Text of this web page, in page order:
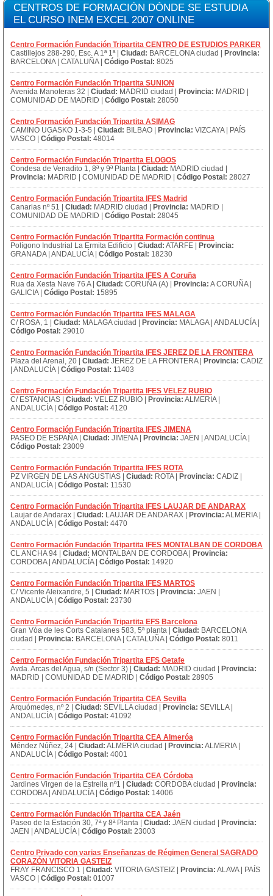
CENTROS DE FORMACIÓN DÓNDE SE ESTUDIA
EL CURSO INEM EXCEL 2007 ONLINE
Centro Formación Fundación Tripartita CENTRO DE ESTUDIOS PARKER
Castillejos 288-290, Esc. A 1ª 1ª | Ciudad: BARCELONA ciudad |
Provincia:
BARCELONA | CATALUÑA | Código Postal: 8025
Centro Formación Fundación Tripartita SUNION
Avenida Manoteras 32 | Ciudad: MADRID ciudad | Provincia: MADRID |
COMUNIDAD DE MADRID | Código Postal: 28050
Centro Formación Fundación Tripartita ASIMAG
CAMINO UGASKO 1-3-5 | Ciudad: BILBAO | Provincia: VIZCAYA | PAÍS
VASCO | Código Postal: 48014
Centro Formación Fundación Tripartita ELOGOS
Condesa de Venadito 1, 8ª y 9ª Planta | Ciudad: MADRID ciudad |
Provincia: MADRID | COMUNIDAD DE MADRID | Código Postal: 28027
Centro Formación Fundación Tripartita IFES Madrid
Canarias nº 51 | Ciudad: MADRID ciudad | Provincia: MADRID |
COMUNIDAD DE MADRID | Código Postal: 28045
Centro Formación Fundación Tripartita Formación continua
Polígono Industrial La Ermita Edificio | Ciudad: ATARFE |
Provincia:
GRANADA | ANDALUCÍA | Código Postal: 18230
Centro Formación Fundación Tripartita IFES A Coruña
Rua da Xesta Nave 76 A | Ciudad: CORUÑA (A) | Provincia: A CORUÑA |
GALICIA | Código Postal: 15895
Centro Formación Fundación Tripartita IFES MALAGA
C/ ROSA, 1 | Ciudad: MALAGA ciudad | Provincia: MALAGA | ANDALUCÍA |
Código Postal: 29010
Centro Formación Fundación Tripartita IFES JEREZ DE LA FRONTERA
Plaza del Arenal, 20 | Ciudad: JEREZ DE LA FRONTERA | Provincia: CADIZ
| ANDALUCÍA | Código Postal: 11403
Centro Formación Fundación Tripartita IFES VELEZ RUBIO
C/ ESTANCIAS | Ciudad: VELEZ RUBIO | Provincia: ALMERIA |
ANDALUCÍA | Código Postal: 4120
Centro Formación Fundación Tripartita IFES JIMENA
PASEO DE ESPAÑA | Ciudad: JIMENA | Provincia: JAEN | ANDALUCÍA |
Código Postal: 23009
Centro Formación Fundación Tripartita IFES ROTA
PZ VIRGEN DE LAS ANGUSTIAS | Ciudad: ROTA | Provincia: CADIZ |
ANDALUCÍA | Código Postal: 11530
Centro Formación Fundación Tripartita IFES LAUJAR DE ANDARAX
Laujar de Andarax | Ciudad: LAUJAR DE ANDARAX | Provincia: ALMERIA |
ANDALUCÍA | Código Postal: 4470
Centro Formación Fundación Tripartita IFES MONTALBAN DE CORDOBA
CL ANCHA 94 | Ciudad: MONTALBAN DE CORDOBA |
Provincia:
CORDOBA | ANDALUCÍA | Código Postal: 14920
Centro Formación Fundación Tripartita IFES MARTOS
C/ Vicente Aleixandre, 5 | Ciudad: MARTOS | Provincia: JAEN |
ANDALUCÍA | Código Postal: 23730
Centro Formación Fundación Tripartita EFS Barcelona
Gran Vóa de les Corts Catalanes 583, 5ª planta | Ciudad: BARCELONA
ciudad |
Provincia: BARCELONA | CATALUÑA | Código Postal: 8011
Centro Formación Fundación Tripartita EFS Getafe
Avda. Arcas del Agua, s/n (Sector 3) | Ciudad: MADRID ciudad |
Provincia:
MADRID | COMUNIDAD DE MADRID | Código Postal: 28905
Centro Formación Fundación Tripartita CEA Sevilla
Arquómedes, nº 2 | Ciudad: SEVILLA ciudad | Provincia: SEVILLA |
ANDALUCÍA | Código Postal: 41092
Centro Formación Fundación Tripartita CEA Almeróa
Méndez Núñez, 24 | Ciudad: ALMERIA ciudad | Provincia: ALMERIA |
ANDALUCÍA | Código Postal: 4001
Centro Formación Fundación Tripartita CEA Córdoba
Jardines Virgen de la Estrella nº1 | Ciudad: CORDOBA ciudad |
Provincia:
CORDOBA | ANDALUCÍA | Código Postal: 14006
Centro Formación Fundación Tripartita CEA Jaén
Paseo de la Estación 30, 7ª y 8ª Planta | Ciudad: JAEN ciudad |
Provincia:
JAEN | ANDALUCÍA | Código Postal: 23003
Centro Privado con varias Enseñanzas de Régimen General SAGRADO
CORAZÓN VITORIA GASTEIZ
FRAY FRANCISCO 1 | Ciudad: VITORIA GASTEIZ | Provincia: ALAVA | PAÍS
VASCO | Código Postal: 01007